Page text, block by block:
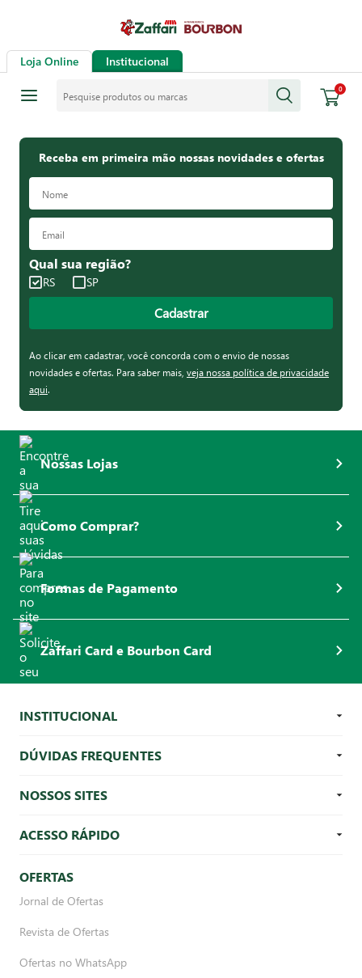
Loja Online Institucional
0
Receba em primeira mão nossas novidades e ofertas
Qual sua região?
RS SP
Cadastrar
Ao clicar em cadastrar, você concorda com o envio de nossas
novidades e ofertas. Para saber mais, veja nossa política de privacidade
aqui.
Nossas Lojas
Como Comprar?
Formas de Pagamento
Zaffari Card e Bourbon Card
INSTITUCIONAL
DÚVIDAS FREQUENTES
NOSSOS SITES
ACESSO RÁPIDO
OFERTAS
Jornal de Ofertas
Revista de Ofertas
Ofertas no WhatsApp